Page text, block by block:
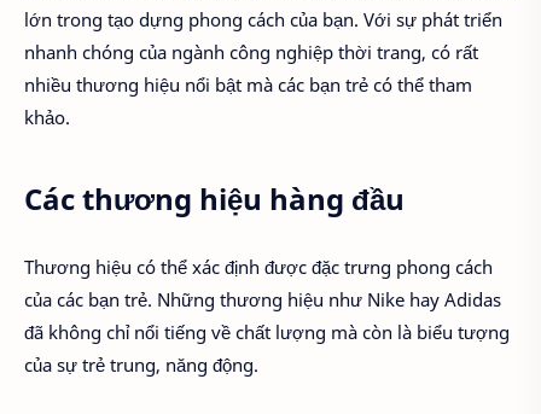
lớn trong tạo dựng phong cách của bạn. Với sự phát triển
nhanh chóng của ngành công nghiệp thời trang, có rất
nhiều thương hiệu nổi bật mà các bạn trẻ có thể tham
khảo.
Các thương hiệu hàng đầu
Thương hiệu có thể xác định được đặc trưng phong cách
của các bạn trẻ. Những thương hiệu như Nike hay Adidas
đã không chỉ nổi tiếng về chất lượng mà còn là biểu tượng
của sự trẻ trung, năng động.